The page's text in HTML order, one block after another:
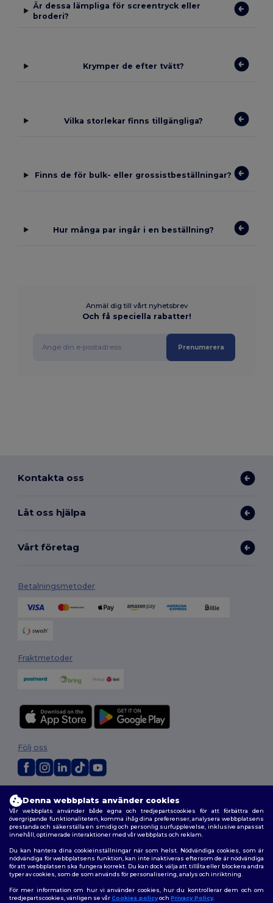
Är dessa lämpliga för screentryck eller
broderi?
Krymper de efter tvätt?
Vilka storlekar finns tillgängliga?
Finns de för bulk- eller grossistbeställningar?
Hur många par ingår i en beställning?
Anmäl dig till vårt nyhetsbrev
Och få speciella rabatter!
Prenumerera
Kontakta oss
Låt oss hjälpa
Vårt företag
Betalningsmetoder
Fraktmetoder
Allmänna Villkor
|Anpassad policy
|Karta över webbplatsen
Följ oss
Denna webbplats använder cookies
Vår webbplats använder både egna och tredjepartscookies för att förbättra den
övergripande funktionaliteten, komma ihåg dina preferenser, analysera webbplatsens
prestanda och säkerställa en smidig och personlig surfupplevelse, inklusive anpassat
innehåll, optimerade interaktioner med vår webbplats och reklam.
Du kan hantera dina cookieinställningar när som helst. Nödvändiga cookies, som är
nödvändiga för webbplatsens funktion, kan inte inaktiveras eftersom de är nödvändiga
för att webbplatsen ska fungera korrekt. Du kan dock välja att tillåta eller blockera andra
typer av cookies, som de som används för personalisering, analys och inriktning.
För mer information om hur vi använder cookies, hur du kontrollerar dem och om
tredjepartscookies, vänligen se vårCookies policyoch Privacy Policy.